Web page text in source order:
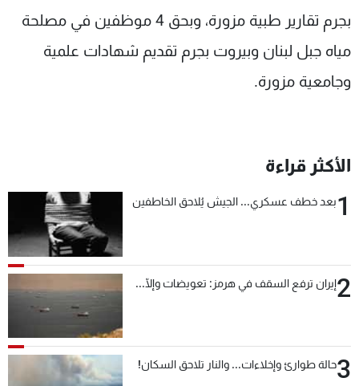
بجرم تقارير طبية مزورة، وبحق 4 موظفين في مصلحة
مياه جبل لبنان وبيروت بجرم تقديم شهادات علمية
وجامعية مزورة.
الأكثر قراءة
1بعد خطف عسكري... الجيش يُلاحق الخاطفين
2إيران ترفع السقف في هرمز: تعويضات وإلّا...
3حالة طوارئ وإخلاءات... والنار تلاحق السكان!
عن MTV
الإنـتـاج
لاعلاناتكم
وظائف
تواصل معنا
شروط الإسـتخدام